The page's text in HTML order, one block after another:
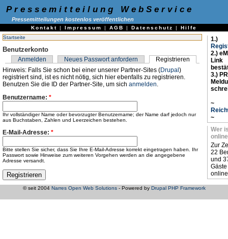
Pressemitteilung WebService
Pressemitteilungen kostenlos veröffentlichen
Kontakt | Impressum | AGB | Datenschutz | Hilfe
Startseite
Benutzerkonto
Anmelden Neues Passwort anfordern
Registrieren
Hinweis: Falls Sie schon bei einer unserer Partner-Sites (Drupal)
registriert sind, ist es nicht nötig, sich hier ebenfalls zu registrieren.
Benutzen Sie die ID der Partner-Site, um sich anmelden
Benutzername: *
Ihr vollständiger Name oder bevorzugter Benutzername; der Name darf jedoch nur
aus Buchstaben, Zahlen und Leerzeichen bestehen.
E-Mail-Adresse: *
Bitte stellen Sie sicher, dass Sie Ihre E-Mail-Adresse korrekt eingetragen haben. Ihr
Passwort sowie Hinweise zum weiteren Vorgehen werden an die angegebene
Adresse versandt.
1.)
2.)
Link
3.)
~
~
Wer
online
Zur
22
und
Gäste
© seit 2004 Narres Open Web Solutions- Powered by Drupal PHP Framework